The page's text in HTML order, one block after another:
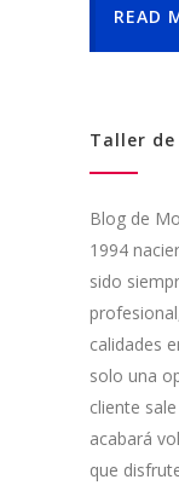
READ
Taller
Blog de
1994
sido
calidades
solo una
cliente
acabará
que